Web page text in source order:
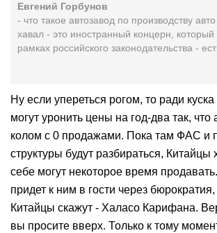
Евгений Горбунов
- что такое автозавод по производству
хавал - это иностранный концерн, который
рамках российского законодательства -
Ну если упереться рогом, то ради
могут уронить цены на год-два так, что
колом с 0 продажами. Пока там ФАС и
структуры будут разбираться, Китайцы
себе могут некоторое время
придет к ним в гости через бюрократия,
Китайцы скажут - Халасо Карифана.
вы просите вверх. Только к тому